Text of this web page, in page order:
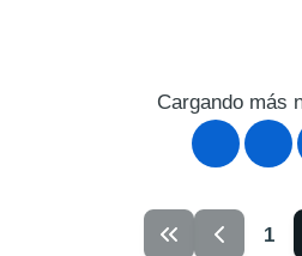
Cargando más
1